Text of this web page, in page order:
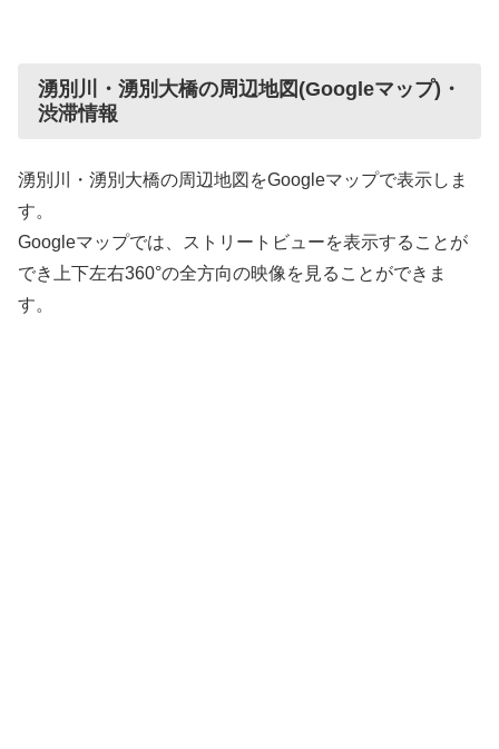
湧別川・湧別大橋の周辺地図(Googleマップ)・
渋滞情報
湧別川・湧別大橋の周辺地図をGoogleマップで表示しま
す。
Googleマップでは、ストリートビューを表示することが
でき上下左右360°の全方向の映像を見ることができま
す。